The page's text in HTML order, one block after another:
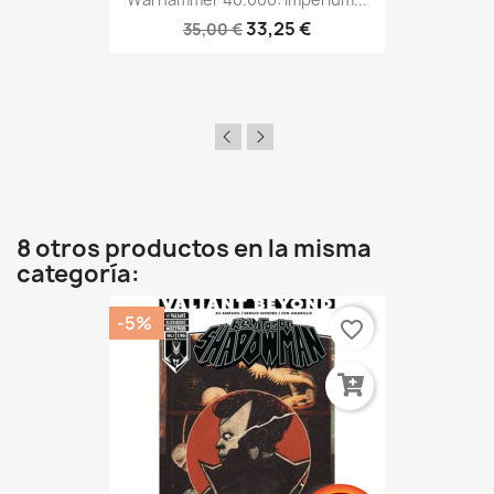
35,00 €33,25 €
8 otros productos en la misma
categoría:
-5% favorite_border